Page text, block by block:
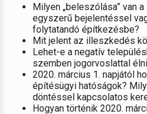
Milyen „beleszólása” van
egyszerű bejelentéssel
folytatandó építkezésbe?
Mit jelent az illeszkedés
Lehet-e a negatív
szemben jogorvoslattal
2020. március 1. napjától
építésügyi hatóságok?
döntéssel kapcsolatos
Hogyan történik 2020.